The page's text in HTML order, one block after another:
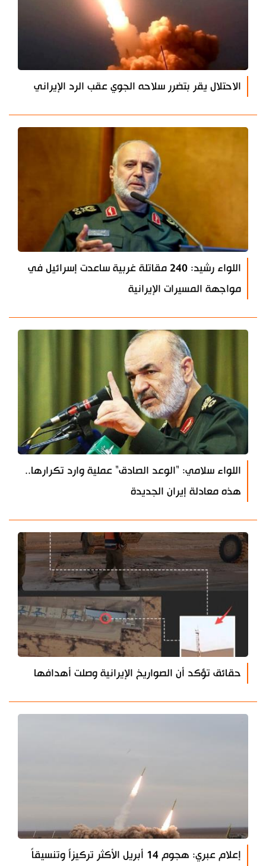
الاحتلال يقر بتضرر سلاحه الجوي عقب الرد الإيراني
اللواء رشيد: 240 مقاتلة غربية ساعدت إسرائيل في
مواجهة المسيرات الإيرانية
اللواء سلامي: "الوعد الصادق" عملية وارد تكرارها..
هذه معادلة إيران الجديدة
حقائق تؤكد أن الصواريخ الإيرانية وصلت أهدافها
إعلام عبري: هجوم 14 أبريل الأكثر تركيزاً وتنسيقاً